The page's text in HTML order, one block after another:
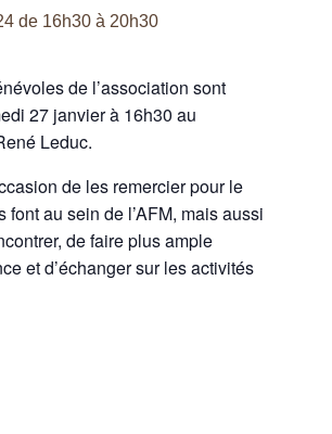
de 16h30à 20h30
de l’association sont
27 janvier à 16h30 au
Leduc.
de les remercier pour le
font au sein de l’AFM, mais aussi
de faire plus ample
et d’échanger sur les activités